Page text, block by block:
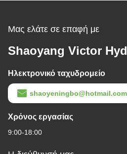
Μας ελάτε σε επαφή με
Shaoyang Victor
Ηλεκτρονικό ταχυδρομείο
shaoyeningbo@hotmail.com
Χρόνος εργασίας
9:00-18:00